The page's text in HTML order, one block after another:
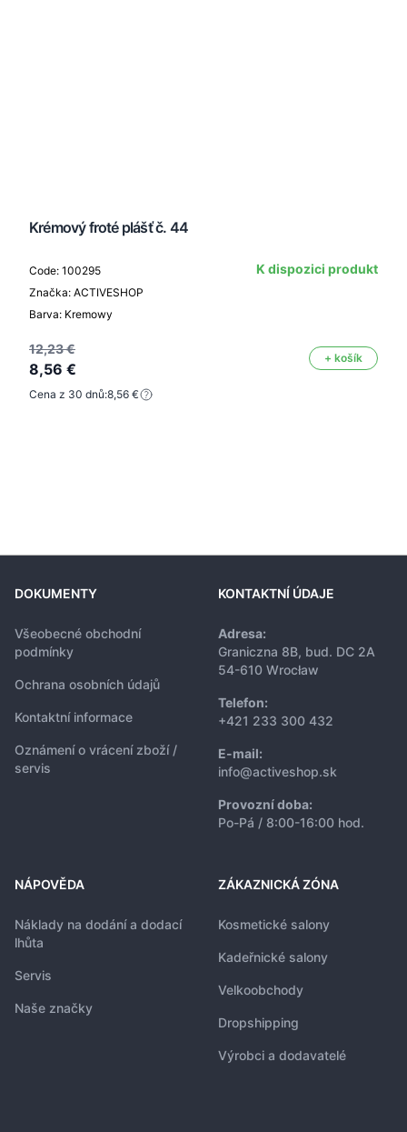
Krémový froté plášť č. 44
Code: 100295
Značka: ACTIVESHOP
Barva: Kremowy
K dispozici produkt
12,23 €
8,56 €
+ košík
Cena z 30 dnů:8,56 €
DOKUMENTY
Všeobecné obchodní
podmínky
Ochrana osobních údajů
Kontaktní informace
Oznámení o vrácení zboží /
servis
KONTAKTNÍ ÚDAJE
Adresa:
Graniczna 8B, bud. DC 2A
54-610 Wrocław
Telefon:
+421 233 300 432
E-mail:
info@activeshop.sk
Provozní doba:
Po-Pá / 8:00-16:00 hod.
NÁPOVĚDA
Náklady na dodání a dodací
lhůta
Servis
Naše značky
ZÁKAZNICKÁ ZÓNA
Kosmetické salony
Kadeřnické salony
Velkoobchody
Dropshipping
Výrobci a dodavatelé